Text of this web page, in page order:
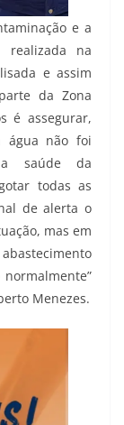
e a
na
e assim
da Zona
é assegurar,
água não foi
a saúde da
todas as
de alerta o
mas em
Menezes.